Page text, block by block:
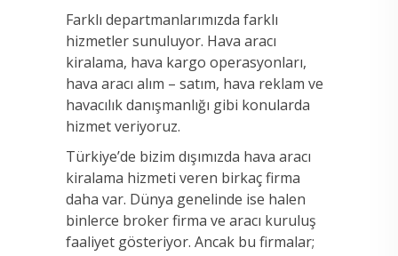
Farklı departmanlarımızda farklı
hizmetler sunuluyor. Hava aracı
kiralama, hava kargo operasyonları,
hava aracı alım – satım, hava reklam ve
havacılık danışmanlığı gibi konularda
hizmet veriyoruz.
Türkiye’de bizim dışımızda hava aracı
kiralama hizmeti veren birkaç firma
daha var. Dünya genelinde ise halen
binlerce broker firma ve aracı kuruluş
faaliyet gösteriyor. Ancak bu firmalar;